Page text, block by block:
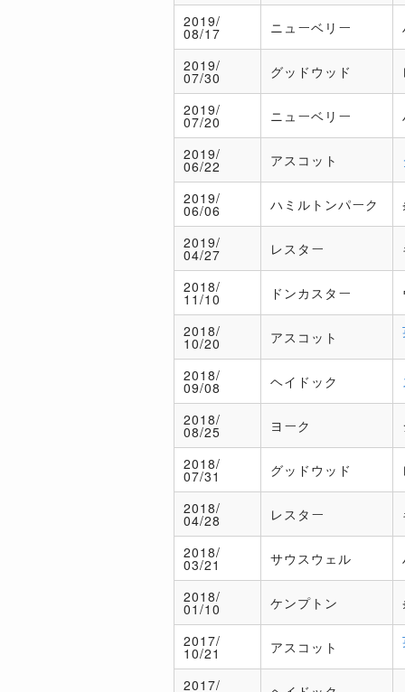
2019/
08/17 ニューベリー
2019/
07/30 グッドウッド
2019/
07/20 ニューベリー
2019/
06/22 アスコット
2019/
06/06 ハミルトンパーク
2019/
04/27 レスター
2018/
11/10 ドンカスター
2018/
10/20 アスコット
2018/
09/08 ヘイドック
2018/
08/25 ヨーク
2018/
07/31 グッドウッド
2018/
04/28 レスター
2018/
03/21 サウスウェル
2018/
01/10 ケンプトン
2017/
10/21 アスコット
2017/